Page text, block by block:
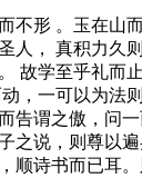
形 。玉在山
真积力久
学至乎礼
一可以为
谓之傲，问
说，则尊以遍
书而已耳